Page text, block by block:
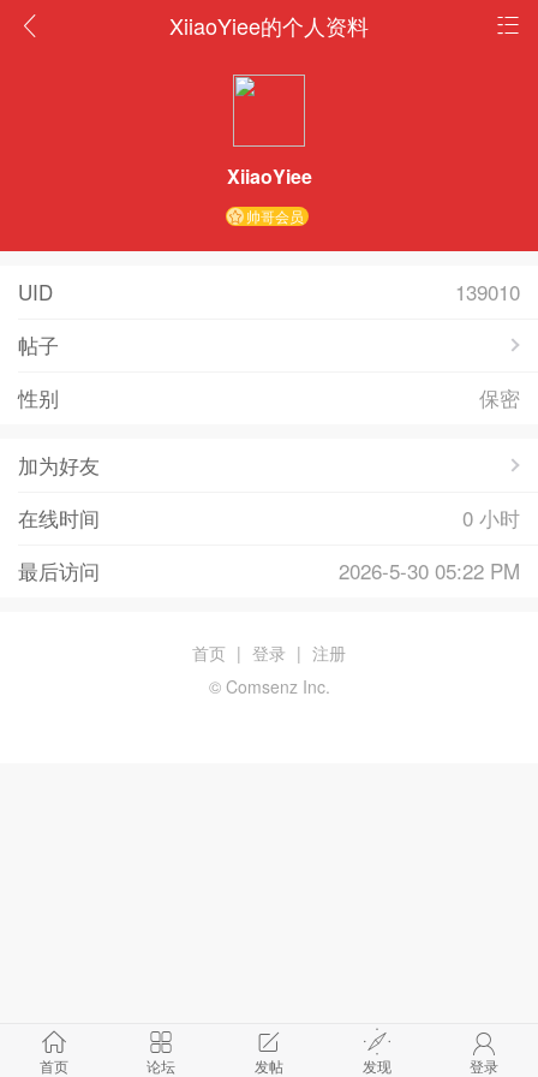
XiiaoYiee的个人资料
XiiaoYiee
帅哥会员
UID
139010
帖子
性别
保密
加为好友
在线时间
0 小时
最后访问
2026-5-30 05:22 PM
首页 论坛 发帖 发现 登录
首页 | 登录 | 注册
© Comsenz Inc.